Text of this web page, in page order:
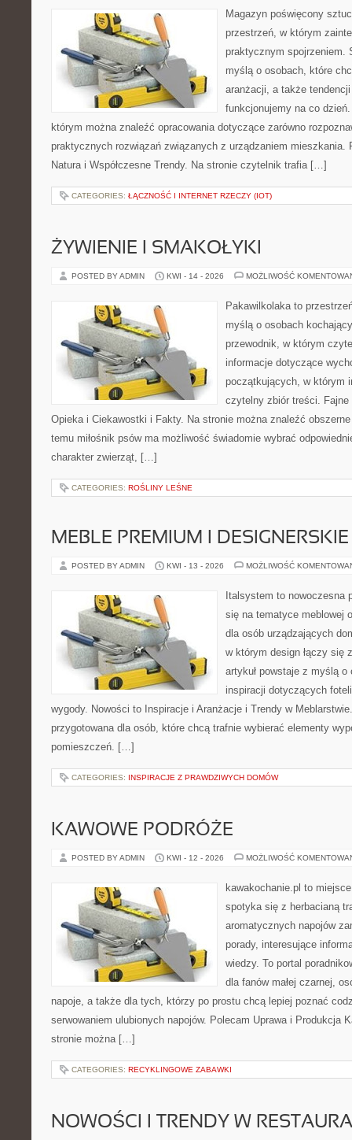
Magazyn poświęcony
przestrzeń, w którym
praktycznym spojrzeniem.
myślą o osobach, które
aranżacji, a także
funkcjonujemy na co
którym można znaleźć opracowania dotyczące zarówno
praktycznych rozwiązań związanych z urządzaniem mieszkania.
Natura i Współczesne Trendy. Na stronie czytelnik trafia […]
CATEGORIES: ŁĄCZNOŚĆ I INTERNET RZECZY (IOT)
ŻYWIENIE I SMAKOŁYKI
POSTED BY ADMIN KWI - 14 - 2026 MOŻLIWOŚĆ
Pakawilkolaka to
myślą o osobach
przewodnik, w którym
informacje dotyczące
początkujących, w którym
czytelny zbiór treści. Fajne
Opieka i Ciekawostki i Fakty. Na stronie można znaleźć
temu miłośnik psów ma możliwość świadomie wybrać
charakter zwierząt, […]
CATEGORIES: ROŚLINY LEŚNE
MEBLE PREMIUM I DESIGNERSKIE
POSTED BY ADMIN KWI - 13 - 2026 MOŻLIWOŚĆ
Italsystem to nowoczesna
się na tematyce meblowej
dla osób urządzających
w którym design łączy się
artykuł powstaje z myślą
inspiracji dotyczących
wygody. Nowości to Inspiracje i Aranżacje i Trendy w
przygotowana dla osób, które chcą trafnie wybierać elementy
pomieszczeń. […]
CATEGORIES: INSPIRACJE Z PRAWDZIWYCH DOMÓW
KAWOWE PODRÓŻE
POSTED BY ADMIN KWI - 12 - 2026 MOŻLIWOŚĆ
kawakochanie.pl to
spotyka się z herbacianą
aromatycznych napojów
porady, interesujące
wiedzy. To portal
dla fanów małej czarnej,
napoje, a także dla tych, którzy po prostu chcą lepiej poznać
serwowaniem ulubionych napojów. Polecam Uprawa i Produkcja
stronie można […]
CATEGORIES: RECYKLINGOWE ZABAWKI
NOWOŚCI I TRENDY W